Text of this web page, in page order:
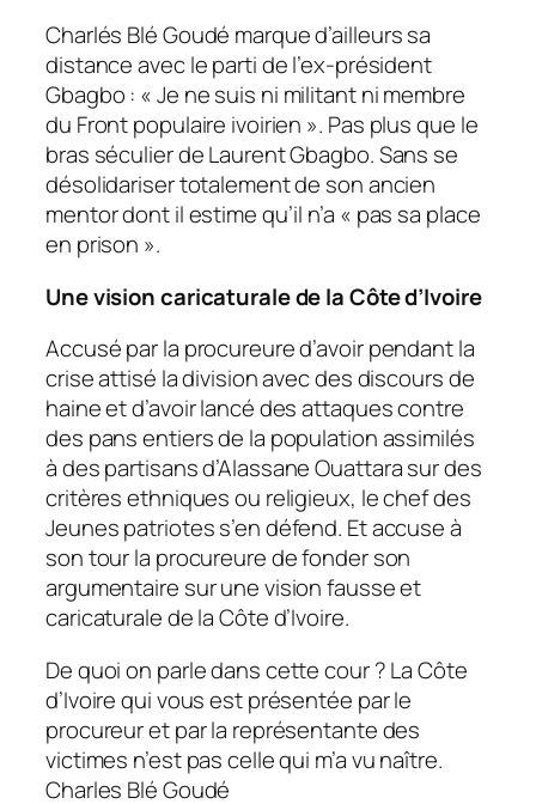
Charlés Blé Goudé marque d’ailleurs sa
distance avec le parti de l’ex-président
Gbagbo : «Je ne suis ni militant ni membre
du Front populaire ivoirien ». Pas plus que le
bras séculier de Laurent Gbagbo. Sans se
désolidariser totalement de son ancien
mentor dont il estime qu’il n’a « pas sa place
en prison ».
Une vision caricaturale de la Côte d’Ivoire
Accusé par la procureure d’avoir pendant la
crise attisé la division avec des discours de
haine et d’avoir lancé des attaques contre
des pans entiers de la population assimilés
à des partisans d’Alassane Ouattara sur des
critères ethniques ou religieux, le chef des
Jeunes patriotes s’en défend. Et accuse à
son tour la procureure de fonder son
argumentaire sur une vision fausse et
caricaturale de la Côte d’Ivoire.
De quoi on parle dans cette cour ? La Côte
d’Ivoire qui vous est présentée par le
procureur et par la représentante des
victimes n’est pas celle qui m’a vu naître.
Charles Blé Goudé